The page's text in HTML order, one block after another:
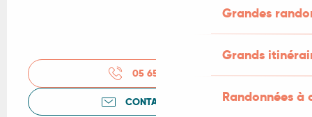
Grandes
Grands
Randonnées
05 65 34 53
CONTACTEZ-NOUS